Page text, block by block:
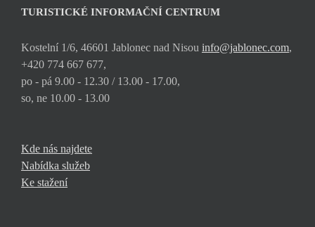
TURISTICKÉ INFORMAČNÍ CENTRUM
Kostelní 1/6, 46601 Jablonec nad Nisou info@jablonec.com,
+420 774 667 677,
po - pá 9.00 - 12.30 / 13.00 - 17.00,
so, ne 10.00 - 13.00
Kde nás najdete
Nabídka služeb
Ke stažení